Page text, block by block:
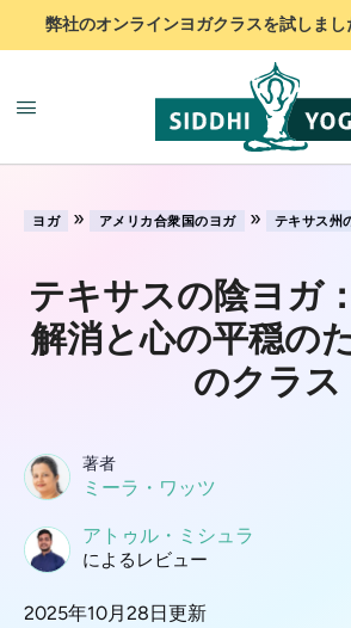
弊社のオンラインヨガクラスを試しまし
ヨガ » アメリカ合衆国のヨガ » テキサス州
テキサスの陰ヨガ
解消と心の平穏の
のクラス
著者
ミーラ・ワッツ
アトゥル・ミシュラ
によるレビュー
2025年10月28日更新